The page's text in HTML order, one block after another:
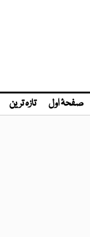
صفحۂ اول تازہ ترین